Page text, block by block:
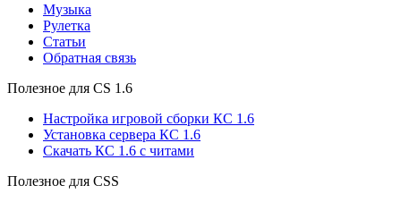
Музыка
Рулетка
Cтатьи
Обратная связь
Полезное для CS 1.6
Настройка игровой сборки КС 1.6
Установка сервера КС 1.6
Скачать КС 1.6 с читами
Полезное для CSS